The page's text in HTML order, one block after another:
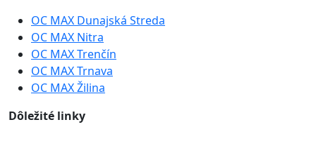
OC MAX Dunajská Streda
OC MAX Nitra
OC MAX Trenčín
OC MAX Trnava
OC MAX Žilina
Dôležité linky